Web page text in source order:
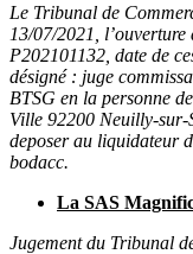
Le Tribunal de
13/07/2021,
P202101132, date de
désigné : juge
BTSG en la personne
Ville 92200 Neuilly-sur-
deposer au liquidateur
bodacc.
La SAS
Jugement du Tribunal